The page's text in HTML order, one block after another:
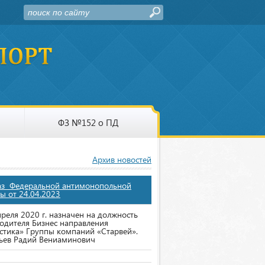
ФЗ №152 о ПД
Архив новостей
Федеральной антимонопольной
от 24.04.2023
2020 г. назначен на должность
Бизнес направления
Группы компаний «Старвей».
Радий Вениаминович